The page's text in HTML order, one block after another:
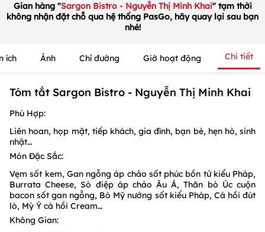
Gian hàng "Sargon Bistro - Nguyễn Thị Minh Khai" tạm thời
không nhận đặt chỗ qua hệ thống PasGo, hãy quay lại sau bạn
nhé!
ích Ảnh Chỉ đường Giờ hoạt động Chi tiết
Tóm tắt Sargon Bistro - Nguyễn Thị Minh Khai
Phù Hợp:
Liên hoan, họp mặt, tiếp khách, gia đình, bạn bè, hẹn hò, sinh
nhật…
Món Đặc Sắc:
Vẹm sốt kem, Gan ngỗng áp chảo sốt phúc bồn tử kiểu Pháp,
Burrata Cheese, Sò điệp áp chảo Âu Á, Thăn bò Úc cuộn
bacon sốt gan ngỗng, Bò Mỹ nướng sốt kiểu Pháp, Cá hồi đút
lò, Mỳ Ý cá hồi Cream…
Không Gian:
/1
1